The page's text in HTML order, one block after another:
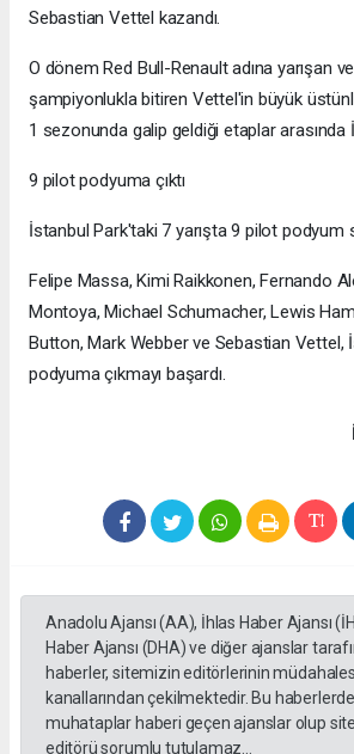
Sebastian Vettel kazandı.
O dönem Red Bull-Renault adına yarışan ve
şampiyonlukla bitiren Vettel'in büyük
1 sezonunda galip geldiği etaplar arasında
9 pilot podyuma çıktı
İstanbul Park'taki 7 yarışta 9 pilot podyum
Felipe Massa, Kimi Raikkonen, Fernando
Montoya, Michael Schumacher, Lewis
Button, Mark Webber ve Sebastian Vettel,
podyuma çıkmayı başardı.
Anadolu Ajansı (AA), İhlas Haber Ajansı
Haber Ajansı (DHA) ve diğer ajanslar
haberler, sitemizin editörlerinin
kanallarından çekilmektedir. Bu
muhataplar haberi geçen ajanslar olup
editörü sorumlu tutulamaz...